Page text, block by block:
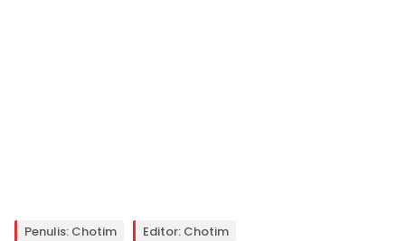
Penulis: Chotim Editor: Chotim